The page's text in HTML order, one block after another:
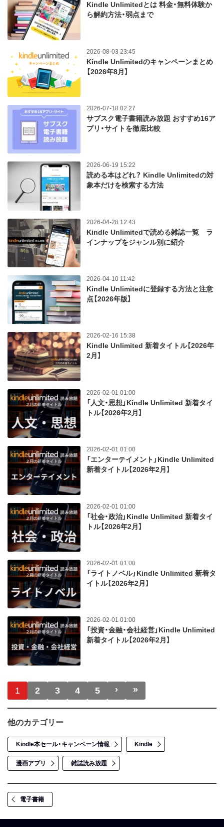
Kindle Unlimitedとは 料金・無料体験か
ら解約方法・弱点まで
2026-08-03 23:45
Kindle Unlimitedのキャンペーンまとめ
【2026年8月】
2026-07-18 02:27
サブスク電子書籍読み放題 おすすめ16ア
プリ・サイトを徹底比較
2026-06-19 15:22
読める本はどれ？ Kindle Unlimitedの対
象本だけを検索する方法
2026-04-28 12:43
Kindle Unlimitedで読める雑誌一覧 ラ
インナップをジャンル別に紹介
2026-04-10 11:42
Kindle Unlimitedに登録する方法と注意
点【2026年版】
2026-02-16 15:38
Kindle Unlimited 新着タイトル【2026年
2月】
2026-02-01 01:00
「人文・思想」Kindle Unlimited 新着タイ
トル【2026年2月】
2026-02-01 01:00
「エンターテイメント」Kindle Unlimited
新着タイトル【2026年2月】
2026-02-01 01:00
「社会・政治」Kindle Unlimited 新着タイ
トル【2026年2月】
2026-02-01 01:00
「ライトノベル」Kindle Unlimited 新着タ
イトル【2026年2月】
2026-02-01 01:00
「投資・金融・会社経営」Kindle Unlimited
新着タイトル【2026年2月】
ページ送り
1 2 3 4 5 › 次ページ
»最終ページ
他のカテゴリー
Kindle本セール・キャンペーン情報 Kindle
漫画アプリ 雑誌読み放題
電子書籍